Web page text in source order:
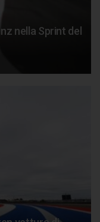
nella Sprint del